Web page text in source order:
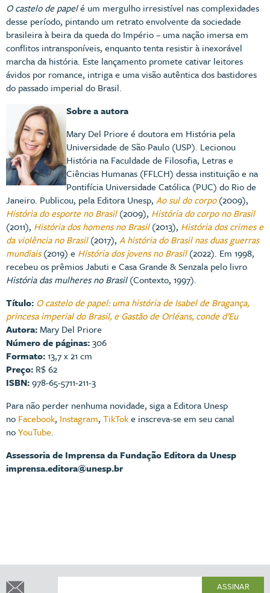
O castelo de papelé um mergulho irresistível nas complexidades
desse período, pintando um retrato envolvente da sociedade
brasileira à beira da queda do Império – uma nação imersa em
conflitos intransponíveis, enquanto tenta resistir à inexorável
marcha da história. Este lançamento promete cativar leitores
ávidos por romance, intriga e uma visão autêntica dos bastidores
do passado imperial do Brasil.
Sobre a autora
Mary Del Priore é doutora em História pela
Universidade de São Paulo (USP). Lecionou
História na Faculdade de Filosofia, Letras e
Ciências Humanas (FFLCH) dessa instituição e na
Pontifícia Universidade Católica (PUC) do Rio de
Janeiro. Publicou, pela Editora Unesp, Ao sul do corpo(2009),
História do esporte no Brasil(2009), História do corpo no Brasil
(2011), História dos homens no Brasil(2013), História dos crimes e
da violência no Brasil(2017), A história do Brasil nas duas guerras
mundiais(2019) e História dos jovens no Brasil(2022). Em 1998,
recebeu os prêmios Jabuti e Casa Grande & Senzala pelo livro
História das mulheres no Brasil(Contexto, 1997).
Título: O castelo de papel: uma história de Isabel de Bragança,
princesa imperial do Brasil, e Gastão de Orléans, conde d’Eu
Autora: Mary Del Priore
Número de páginas:306
Formato:13,7 x 21 cm
Preço: R$ 62
ISBN:978-65-5711-211-3
Para não perder nenhuma novidade, siga a Editora Unesp
no Facebook, Instagram, TikToke inscreva-se em seu canal
noYouTube.
Assessoria de Imprensa da Fundação Editora da Unesp
imprensa.editora@unesp.br
ASSINAR